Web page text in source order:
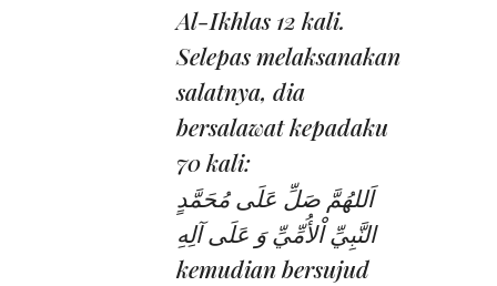
Al-Ikhlas 12 kali.
Selepas melaksanakan
salatnya, dia
bersalawat kepadaku
70 kali:
اَللهُمَّ صَلِّ عَلَى مُحَمَّدٍ
النَّبِيِّ اْلأُمِّيِّ وَ عَلَى آلِهِ
kemudian bersujud